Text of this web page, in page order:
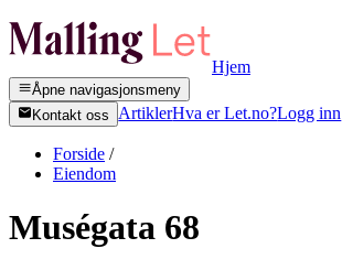
Hjem
Åpne navigasjonsmeny
Kontakt oss
ArtiklerHva er Let.no?Logg inn
Forside /
Eiendom
Muségata 68